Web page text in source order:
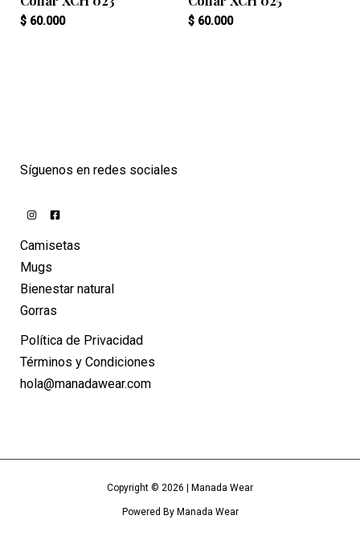
$60.000 $ 60.000
Síguenos en redes sociales
Camisetas
Mugs
Bienestar natural
Gorras
Política de Privacidad
Términos y Condiciones
hola@manadawear.com
Copyright © 2026 | Manada Wear
Powered By Manada Wear